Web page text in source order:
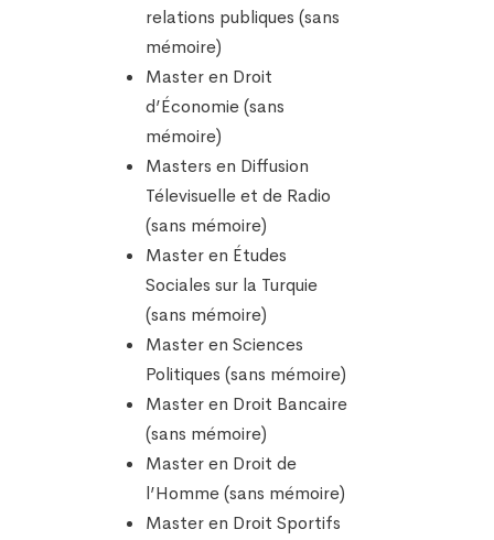
relations publiques (sans
mémoire)
Master en Droit
d’Économie (sans
mémoire)
Masters en Diffusion
Télevisuelle et de Radio
(sans mémoire)
Master en Études
Sociales sur la Turquie
(sans mémoire)
Master en Sciences
Politiques (sans mémoire)
Master en Droit Bancaire
(sans mémoire)
Master en Droit de
l’Homme (sans mémoire)
Master en Droit Sportifs